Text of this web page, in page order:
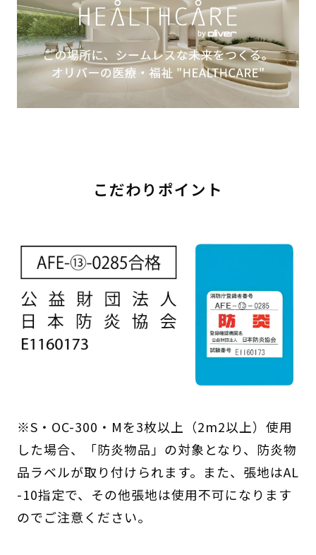
こだわりポイント
※S・OC-300・Mを3枚以上（2m2以上）使用
した場合、「防炎物品」の対象となり、防炎物
品ラベルが取り付けられます。また、張地はAL
-10指定で、その他張地は使用不可になります
のでご注意ください。